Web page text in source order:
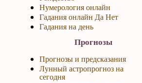
Нумерология онлайн
Гадания онлайн Да Нет
Гадания на день
Прогнозы
Прогнозы и предсказания
Лунный астропрогноз на
сегодня